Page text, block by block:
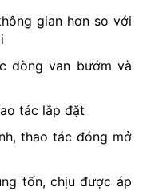
gian hơn so với
dòng van bướm và
tác lắp đặt
thao tác đóng mở
tốn, chịu được áp